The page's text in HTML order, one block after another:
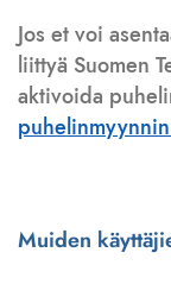
Jos et voi
liittyä Suomen
aktivoida
Muiden